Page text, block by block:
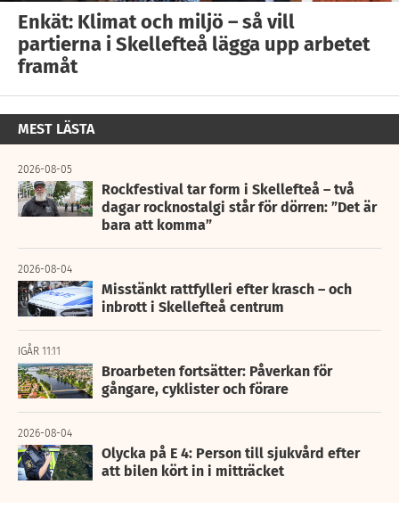
Enkät: Klimat och miljö – så vill
partierna i Skellefteå lägga upp arbetet
framåt
MEST LÄSTA
2026-08-05
Rockfestival tar form i Skellefteå – två
dagar rocknostalgi står för dörren: ”Det är
bara att komma”
2026-08-04
Misstänkt rattfylleri efter krasch – och
inbrott i Skellefteå centrum
IGÅR 11:11
Broarbeten fortsätter: Påverkan för
gångare, cyklister och förare
2026-08-04
Olycka på E 4: Person till sjukvård efter
att bilen kört in i mitträcket